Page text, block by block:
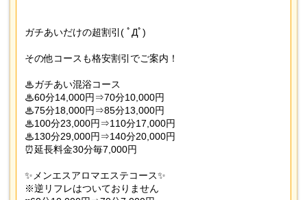
ガチあいだけの超割引( ﾟДﾟ)
その他コースも格安割引でご案内！
♨ガチあい混浴コース
♨60分14,000円⇒70分10,000円
♨75分18,000円⇒85分13,000円
♨100分23,000円⇒110分17,000円
♨130分29,000円⇒140分20,000円
⏰延長料金30分毎7,000円
✨メンエスアロマエステコース✨
※逆リフレはついておりません